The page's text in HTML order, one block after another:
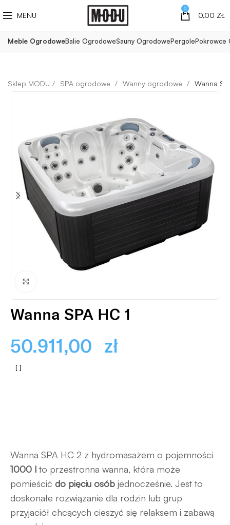
MENU
0
0,00 ZŁ
Meble OgrodoweBalie OgrodoweSauny OgrodowePergolePokrowce
SPA ogrodowe Wanny ogrodowe Wanna
Wanna SPA HC 1
50.911,00 zł
Wanna SPA HC 2 z hydromasażem o pojemności
1000 l to przestronna wanna, która może
pomieścić do pięciu osób jednocześnie. Jest to
doskonałe rozwiązanie dla rodzin lub grup
przyjaciół chcących cieszyć się relaksem i zabawą